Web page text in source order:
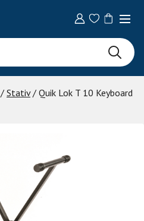
/ Stativ/ Quik Lok T 10 Keyboard